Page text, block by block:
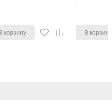
В корзину В корзину